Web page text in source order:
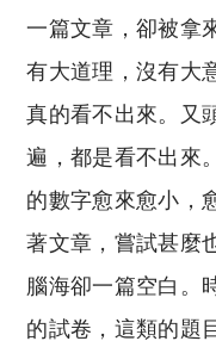
一篇文章，卻被拿
有大道理，沒有大
真的看不出來。又
遍，都是看不出來
的數字愈來愈小，
著文章，嘗試甚麼
腦海卻一篇空白。
的試卷，這類的題